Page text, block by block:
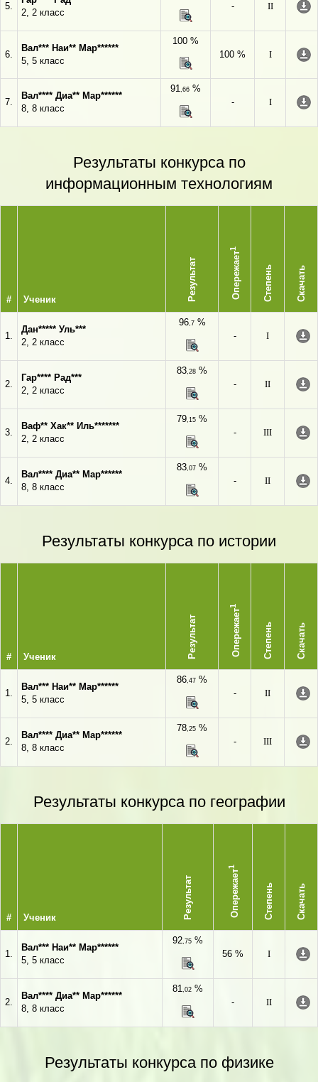
5.
2, 2 класс
- II
6.
Вал*** Наи** Мар******
5, 5 класс
100 %
100 %
I
7.
Вал**** Диа** Мар******
8, 8 класс
91,66 %
-
I
Результаты конкурса по
информационным технологиям
# Ученик Результат Опережает
1
Степень Скачать
1.
Дан***** Уль***
2, 2 класс
96,7%
-
I
2.
Гар**** Рад***
2, 2 класс
83,28 %
-
II
3.
Ваф** Хак** Иль*******
2, 2 класс
79,15 %
-
III
4.
Вал**** Диа** Мар******
8, 8 класс
83,07 %
-
II
Результаты конкурса по истории
# Ученик Результат Опережает
1
Степень Скачать
1.
Вал*** Наи** Мар******
5, 5 класс
86,47 %
-
II
2.
Вал**** Диа** Мар******
8, 8 класс
78,25 %
-
III
Результаты конкурса по географии
# Ученик Результат Опережает
1
Степень Скачать
1.
Вал*** Наи** Мар******
5, 5 класс
92,75 %
56 %
I
2.
Вал**** Диа** Мар******
8, 8 класс
81,02 %
-
II
Результаты конкурса по физике